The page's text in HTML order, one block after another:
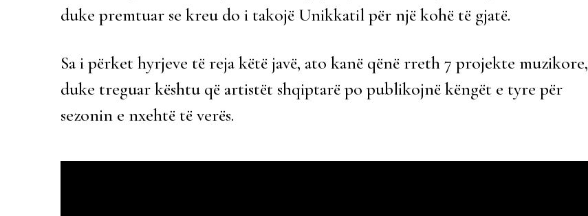
duke premtuar se kreu do i takojë Unikkatil për një kohë të gjatë.
Sa i përket hyrjeve të reja këtë javë, ato kanë qënë rreth 7 projekte muzikore,
duke treguar kështu që artistët shqiptarë po publikojnë këngët e tyre për
sezonin e nxehtë të verës.